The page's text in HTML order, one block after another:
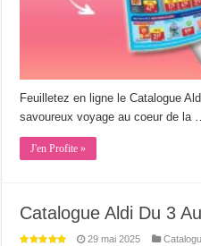
Feuilletez en ligne le Catalogue
savoureux voyage au coeur de la …
J'en Profite »
Catalogue Aldi Du 3
29 mai 2025